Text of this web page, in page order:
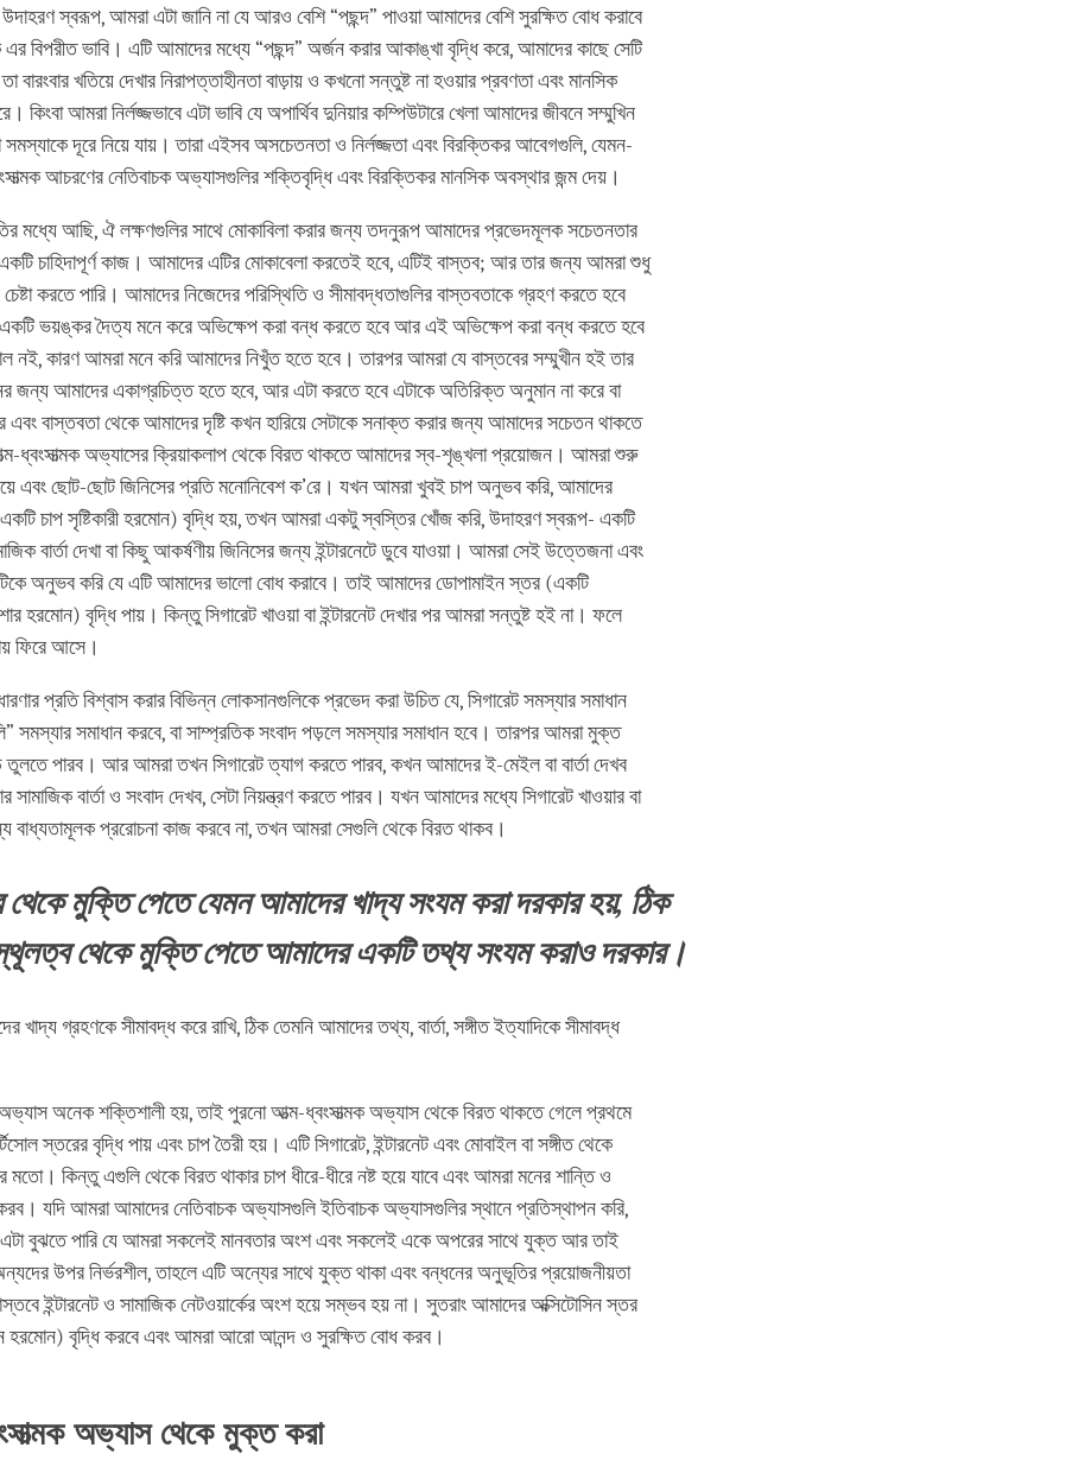
স্বরূপ, আমরা এটা জানি না যে আরও বেশি “পছন্দ” পাওয়া আমাদের বেশি সুরক্ষিত বোধ করাবে
বিপরীত ভাবি। এটি আমাদের মধ্যে “পছন্দ” অর্জন করার আকাঙ্খা বৃদ্ধি করে, আমাদের কাছে সেটি
খতিয়ে দেখার নিরাপত্তাহীনতা বাড়ায় ও কখনো সন্তুষ্ট না হওয়ার প্রবণতা এবং মানসিক
কিংবা আমরা নির্লজ্জভাবে এটা ভাবি যে অপার্থিব দুনিয়ার কম্পিউটারে খেলা আমাদের জীবনে সম্মুখিন
সমস্যাকে দূরে নিয়ে যায়। তারা এইসব অসচেতনতা ও নির্লজ্জতা এবং বিরক্তিকর আবেগগুলি, যেমন-
আচরণের নেতিবাচক অভ্যাসগুলির শক্তিবৃদ্ধি এবং বিরক্তিকর মানসিক অবস্থার জন্ম দেয়।
মধ্যে আছি, ঐ লক্ষণগুলির সাথে মোকাবিলা করার জন্য তদনুরূপ আমাদের প্রভেদমূলক সচেতনতার
চাহিদাপূর্ণ কাজ। আমাদের এটির মোকাবেলা করতেই হবে, এটিই বাস্তব; আর তার জন্য আমরা শুধু
চেষ্টা করতে পারি। আমাদের নিজেদের পরিস্থিতি ও সীমাবদ্ধতাগুলির বাস্তবতাকে গ্রহণ করতে হবে
একটি ভয়ঙ্কর দৈত্য মনে করে অভিক্ষেপ করা বন্ধ করতে হবে আর এই অভিক্ষেপ করা বন্ধ করতে হবে
নই, কারণ আমরা মনে করি আমাদের নিখুঁত হতে হবে। তারপর আমরা যে বাস্তবের সম্মুখীন হই তার
জন্য আমাদের একাগ্রচিত্ত হতে হবে, আর এটা করতে হবে এটাকে অতিরিক্ত অনুমান না করে বা
এবং বাস্তবতা থেকে আমাদের দৃষ্টি কখন হারিয়ে সেটাকে সনাক্ত করার জন্য আমাদের সচেতন থাকতে
ধ্বংসাত্মক অভ্যাসের ক্রিয়াকলাপ থেকে বিরত থাকতে আমাদের স্ব-শৃঙ্খলা প্রয়োজন। আমরা শুরু
এবং ছোট-ছোট জিনিসের প্রতি মনোনিবেশ ক’রে। যখন আমরা খুবই চাপ অনুভব করি, আমাদের
চাপ সৃষ্টিকারী হরমোন) বৃদ্ধি হয়, তখন আমরা একটু স্বস্তির খোঁজ করি, উদাহরণ স্বরূপ- একটি
বার্তা দেখা বা কিছু আকর্ষণীয় জিনিসের জন্য ইন্টারনেটে ডুবে যাওয়া। আমরা সেই উত্তেজনা এবং
অনুভব করি যে এটি আমাদের ভালো বোধ করাবে। তাই আমাদের ডোপামাইন স্তর (একটি
হরমোন) বৃদ্ধি পায়। কিন্তু সিগারেট খাওয়া বা ইন্টারনেট দেখার পর আমরা সন্তুষ্ট হই না। ফলে
ফিরে আসে।
প্রতি বিশ্বাস করার বিভিন্ন লোকসানগুলিকে প্রভেদ করা উচিত যে, সিগারেট সমস্যার সমাধান
সমস্যার সমাধান করবে, বা সাম্প্রতিক সংবাদ পড়লে সমস্যার সমাধান হবে। তারপর আমরা মুক্ত
তুলতে পারব। আর আমরা তখন সিগারেট ত্যাগ করতে পারব, কখন আমাদের ই-মেইল বা বার্তা দেখব
বার্তা ও সংবাদ দেখব, সেটা নিয়ন্ত্রণ করতে পারব। যখন আমাদের মধ্যে সিগারেট খাওয়ার বা
বাধ্যতামূলক প্ররোচনা কাজ করবে না, তখন আমরা সেগুলি থেকে বিরত থাকব।
থেকে মুক্তি পেতে যেমন আমাদের খাদ্য সংযম করা দরকার হয়, ঠিক
থেকে মুক্তি পেতে আমাদের একটি তথ্য সংযম করাও দরকার।
খাদ্য গ্রহণকে সীমাবদ্ধ করে রাখি, ঠিক তেমনি আমাদের তথ্য, বার্তা, সঙ্গীত ইত্যাদিকে সীমাবদ্ধ
অনেক শক্তিশালী হয়, তাই পুরনো আত্ম-ধ্বংসাত্মক অভ্যাস থেকে বিরত থাকতে গেলে প্রথমে
স্তরের বৃদ্ধি পায় এবং চাপ তৈরী হয়। এটি সিগারেট, ইন্টারনেট এবং মোবাইল বা সঙ্গীত থেকে
মতো। কিন্তু এগুলি থেকে বিরত থাকার চাপ ধীরে-ধীরে নষ্ট হয়ে যাবে এবং আমরা মনের শান্তি ও
যদি আমরা আমাদের নেতিবাচক অভ্যাসগুলি ইতিবাচক অভ্যাসগুলির স্থানে প্রতিস্থাপন করি,
বুঝতে পারি যে আমরা সকলেই মানবতার অংশ এবং সকলেই একে অপরের সাথে যুক্ত আর তাই
উপর নির্ভরশীল, তাহলে এটি অন্যের সাথে যুক্ত থাকা এবং বন্ধনের অনুভূতির প্রয়োজনীয়তা
ইন্টারনেট ও সামাজিক নেটওয়ার্কের অংশ হয়ে সম্ভব হয় না। সুতরাং আমাদের অক্সিটোসিন স্তর
হরমোন) বৃদ্ধি করবে এবং আমরা আরো আনন্দ ও সুরক্ষিত বোধ করব।
অভ্যাস থেকে মুক্ত করা